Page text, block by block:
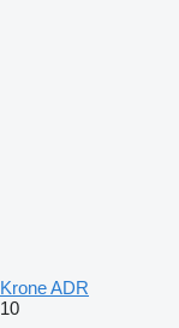
Krone ADR
10